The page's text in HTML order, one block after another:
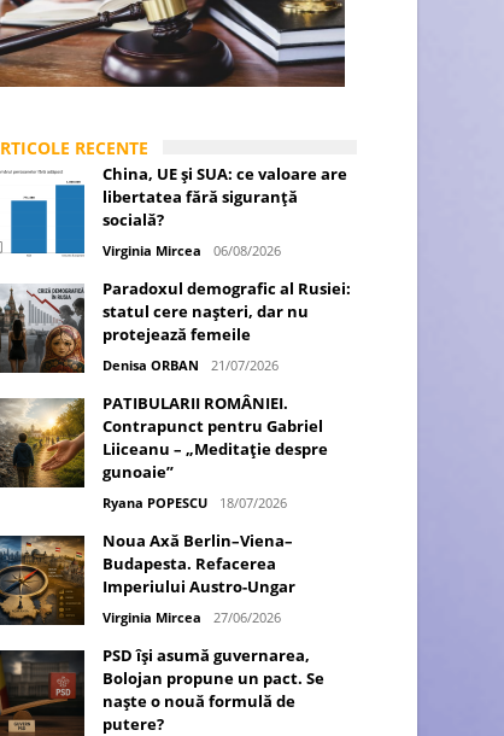
și poziției României în U.E.
RECENTE
China, UE și SUA: ce valoare are
libertatea fără siguranță
socială?
Virginia Mircea 06/08/2026
Paradoxul demografic al Rusiei:
statul cere nașteri, dar nu
protejează femeile
Denisa ORBAN 21/07/2026
PATIBULARII ROMÂNIEI.
Contrapunct pentru Gabriel
Liiceanu – „Meditație despre
gunoaie”
Ryana POPESCU 18/07/2026
Noua Axă Berlin–Viena–
Budapesta. Refacerea
Imperiului Austro-Ungar
Virginia Mircea 27/06/2026
PSD își asumă guvernarea,
Bolojan propune un pact. Se
naște o nouă formulă de
putere?